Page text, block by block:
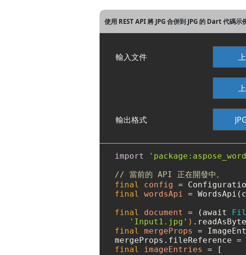
使用 REST API 將 JPG 合併到 JPG 的 Dart 代碼示
輸入文件
輸出格式
import
// 當前的 API 正在開發中。
final
config =
final
wordsApi =
final
document = (await
'Input1.jpg' )
final
mergeProps =
mergeProps.fileReference
final
imageEntries = [